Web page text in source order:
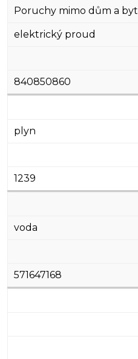
Poruchy mimo dům a byt
elektrický proud
840850860
plyn
1239
voda
571647168